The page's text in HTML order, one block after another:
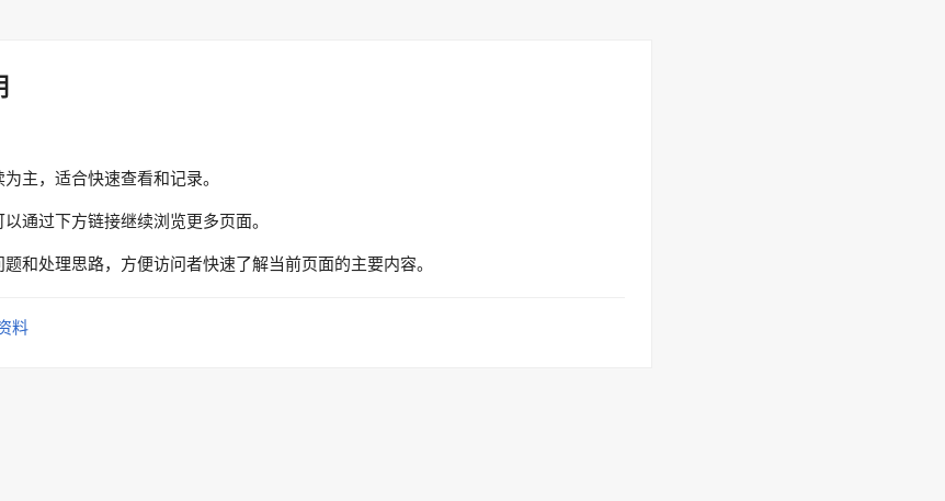
主，适合快速查看和记录。
通过下方链接继续浏览更多页面。
和处理思路，方便访问者快速了解当前页面的主要内容。
料